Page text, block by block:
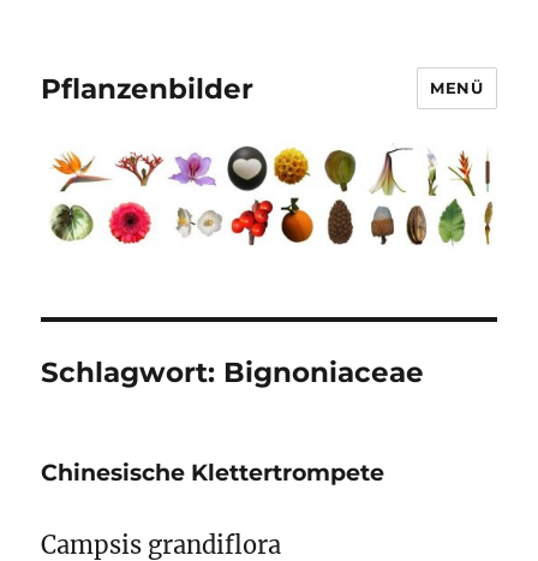
Pflanzenbilder MENÜ
Schlagwort: Bignoniaceae
Chinesische Klettertrompete
Campsis grandiflora